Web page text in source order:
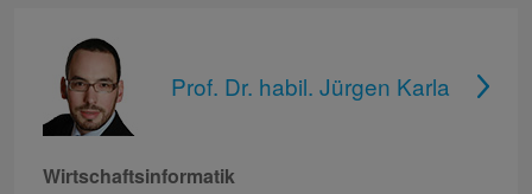
Prof. Dr. habil. Jürgen Karla
Wirtschaftsinformatik